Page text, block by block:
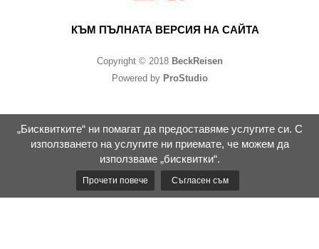
КЪМ ПЪЛНАТА ВЕРСИЯ НА САЙТА
Copyright © 2018 BeckReisen
Powered by ProStudio
„Бисквитките“ ни помагат да предоставяме услугите си. С
използването на услугите ни приемате, че можем да
използваме „бисквитки“.
Прочети повече Съгласен съм